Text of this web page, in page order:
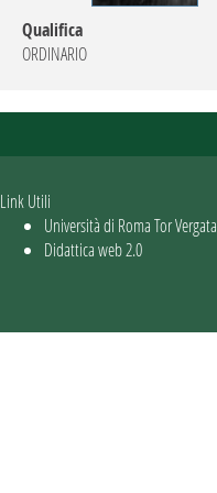
Qualifica
ORDINARIO
Link Utili
Università di Roma Tor Vergata
Didattica web 2.0